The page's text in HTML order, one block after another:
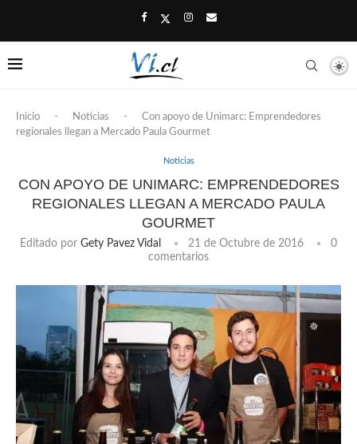
Inicio - Noticias -
Con apoyo de Unimarc: Emprendedores
regionales llegan a Mercado Paula Gourmet
Noticias
CON APOYO DE UNIMARC: EMPRENDEDORES
REGIONALES LLEGAN A MERCADO PAULA
GOURMET
Editado por Gety Pavez Vidal 21 de Octubre de 2016
0
comentarios